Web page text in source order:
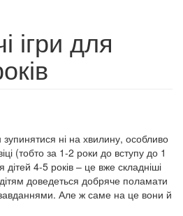
ігри для
зупинятися ні на хвилину, особливо
(тобто за 1-2 роки до вступу до 1
дітей 4-5 років – це вже складніші
доведеться добряче поламати
Але ж саме на це вони й